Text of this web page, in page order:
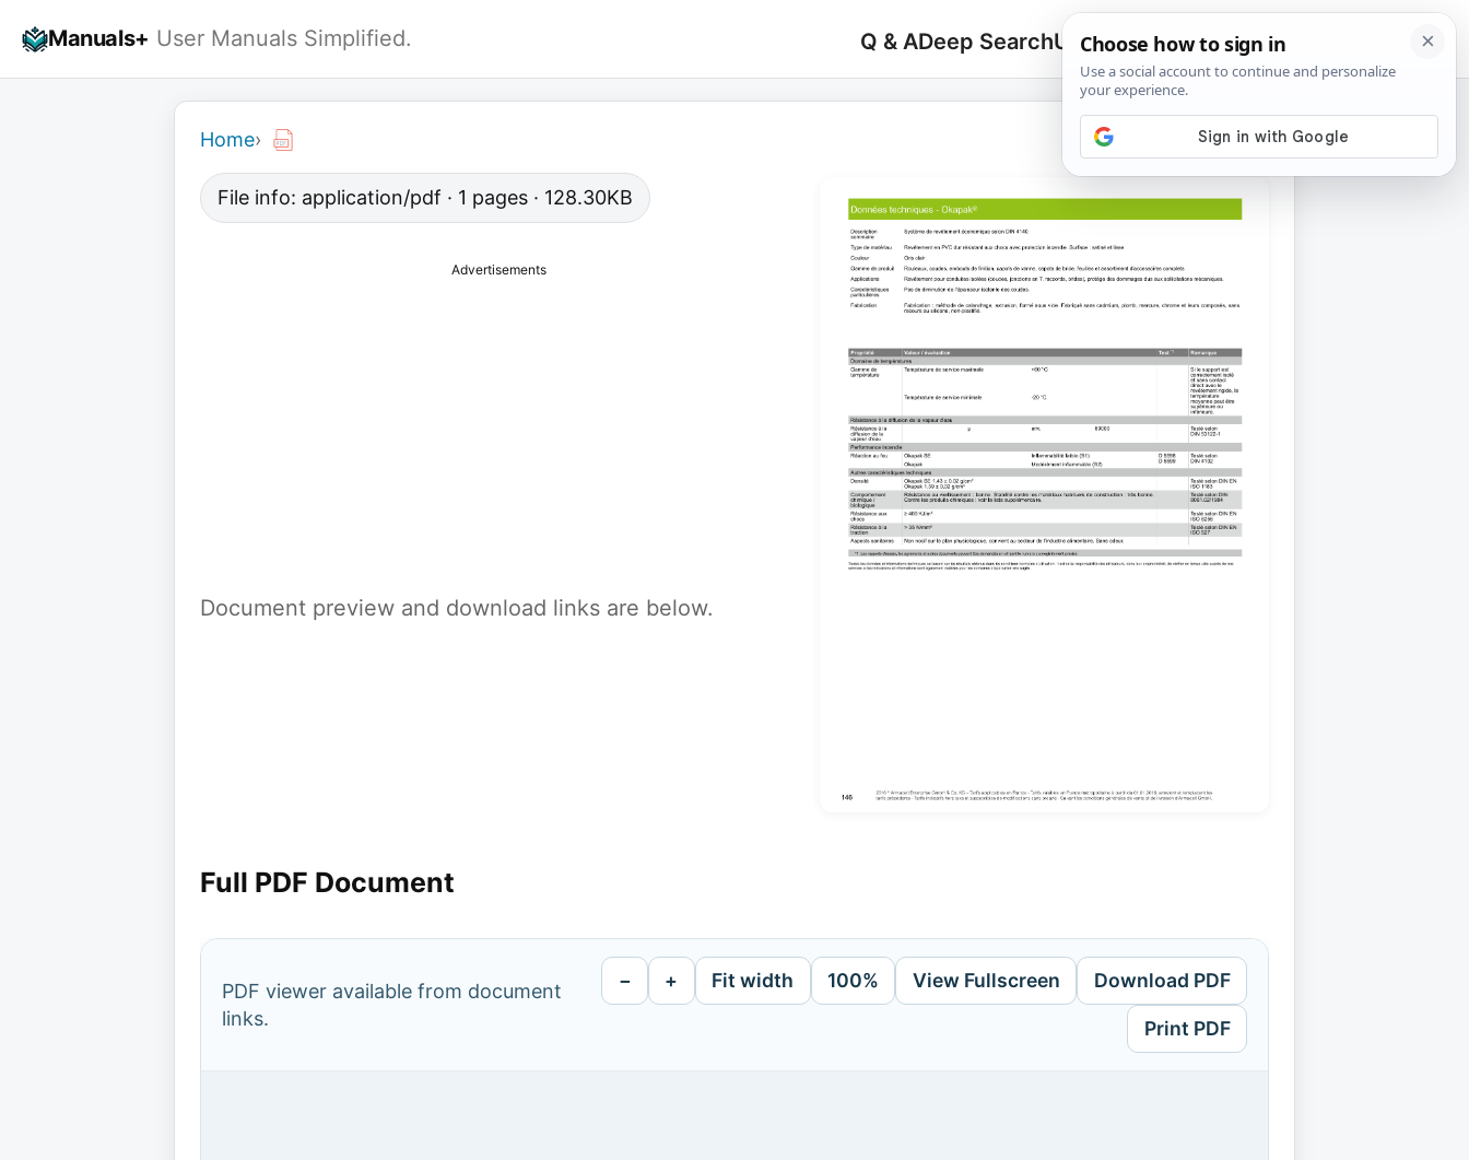
Manuals+ User Manuals Simplified. Q & ADeep SearchUpload
Search
for:
🔍
Home›
File info: application/pdf · 1 pages · 128.30KB
Advertisements
Document preview and download links are below.
Full PDF Document
PDF viewer available from document
links.
− + Fit width 100% View Fullscreen Download PDF
Print PDF